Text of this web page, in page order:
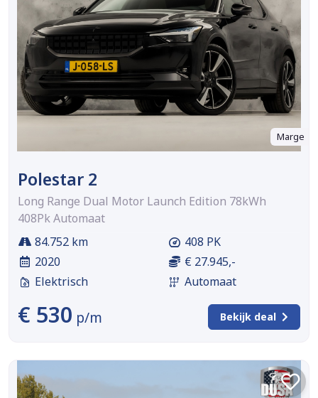
Marge
Polestar 2
Long Range Dual Motor Launch Edition 78kWh
408Pk Automaat
84.752 km
2020
Elektrisch
408 PK
€ 27.945,-
Automaat
€ 530 p/m Bekijk deal